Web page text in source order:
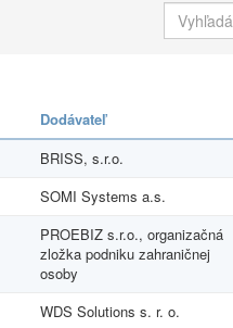
Dodávateľ
BRISS, s.r.o.
SOMI Systems a.s.
PROEBIZ s.r.o., organizačná
zložka podniku zahraničnej
osoby
WDS Solutions s. r. o.